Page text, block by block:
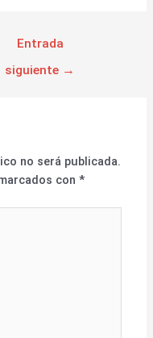
Entrada
siguiente →
no será publicada.
con*